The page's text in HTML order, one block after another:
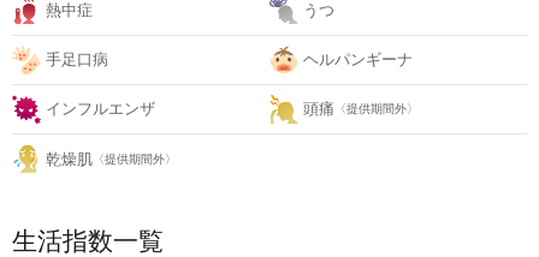
熱中症 うつ
手足口病 ヘルパンギーナ
インフルエンザ 頭痛 〈提供期間外〉
乾燥肌 〈提供期間外〉
生活指数一覧